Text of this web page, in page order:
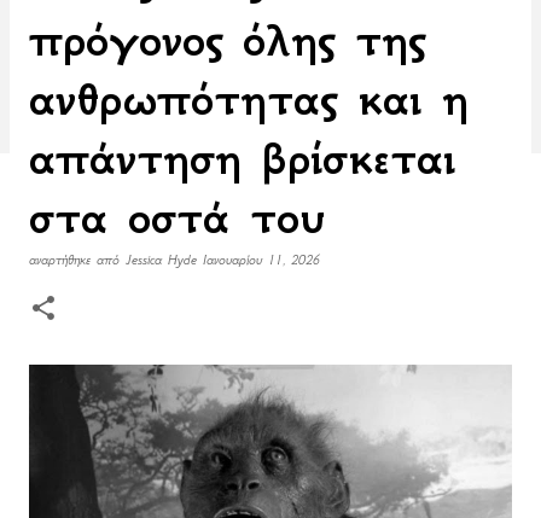
πρόγονος όλης της
ανθρωπότητας και η
απάντηση βρίσκεται
στα οστά του
αναρτήθηκε από Jessica Hyde Ιανουαρίου 11, 2026